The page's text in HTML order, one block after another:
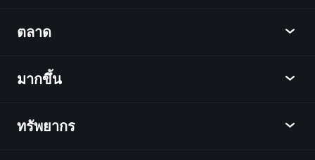
ศูนย์กลางการเรียนรู้
ตลาด
ภาพรวม
มากขึ้น
เป็นพันธมิตร
ทรัพยากร